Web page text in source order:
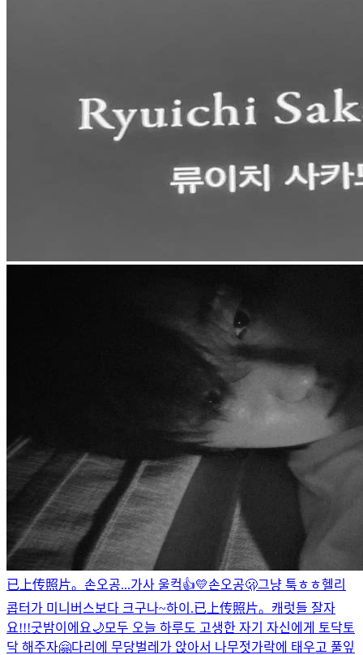
已上传照片。 손오공...가사 울컥👍💛손오공🫢그냥 툭ㅎㅎ헬리
콥터가 미니버스보다 크구나~하이.已上传照片。 캐럿들 잘자
요!!!굿밤이에요🌙모두 오늘 하루도 고생한 자기 자신에게 토닥토
닥 해주자🤗다리에 무당벌레가 앉아서 나무젓가락에 태우고 풀잎